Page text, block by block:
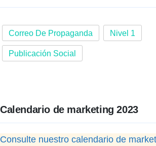
Correo De Propaganda Nivel 1
Publicación Social
Calendario de marketing 2023
Consulte nuestro calendario de